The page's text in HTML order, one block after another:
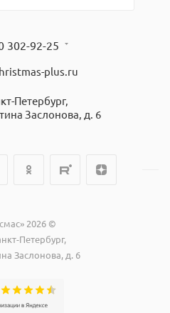
302-92-25
plus.ru
Петербург,
Заслонова, д. 6
2026 ©
Петербург,
Заслонова, д. 6